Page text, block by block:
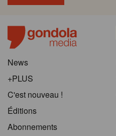
News
+PLUS
C'est nouveau !
Éditions
Abonnements